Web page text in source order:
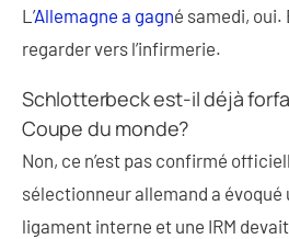
L’Allemagne a gagné samedi, oui.
regarder vers l’infirmerie.
Schlotterbeck est-il déjà
Coupe du monde?
Non, ce n’est pas confirmé
sélectionneur allemand a évoqué
ligament interne et une IRM